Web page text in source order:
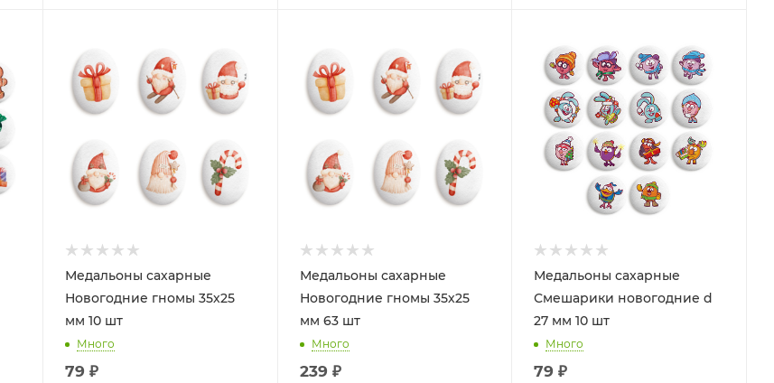
Медальоны сахарные
Новогодние гномы 35х25
мм 10 шт
Много
79 ₽
Медальоны сахарные
Новогодние гномы 35х25
мм 63 шт
Много
239 ₽
Медальоны сахарные
Смешарики новогодние d
27 мм 10 шт
Много
79 ₽